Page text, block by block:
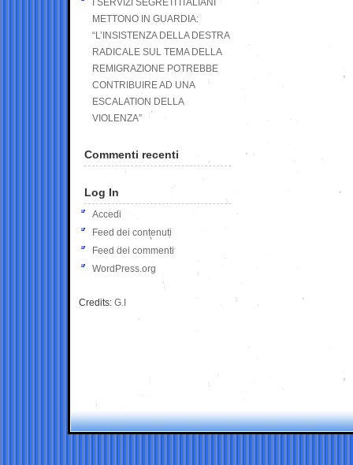
I SERVIZI SEGRETI ITALIANI
METTONO IN GUARDIA:
“L’INSISTENZA DELLA DESTRA
RADICALE SUL TEMA DELLA
REMIGRAZIONE POTREBBE
CONTRIBUIRE AD UNA
ESCALATION DELLA
VIOLENZA”
Commenti recenti
Log In
Accedi
Feed dei contenuti
Feed dei commenti
WordPress.org
Credits: G.I